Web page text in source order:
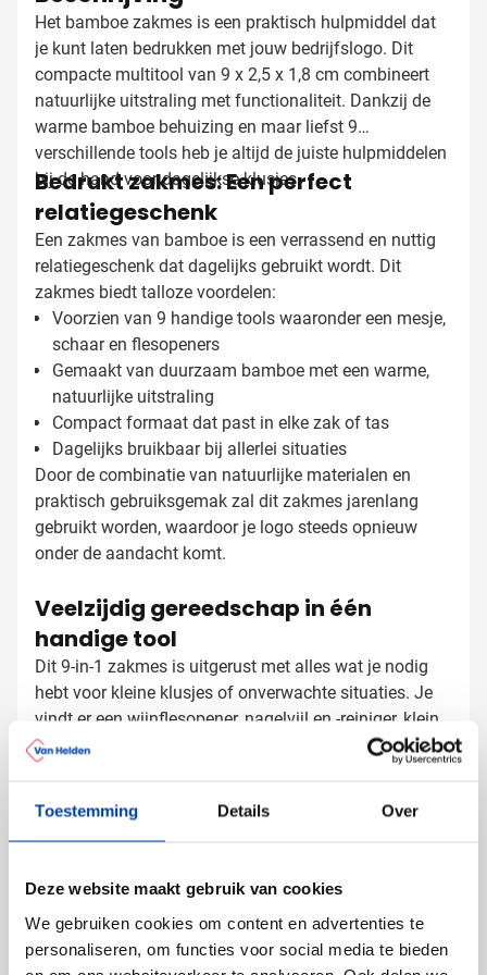
Toestemming Details Over
Deze website maakt gebruik van cookies
We gebruiken cookies om content en advertenties te
personaliseren, om functies voor social media te bieden
Het bamboe zakmes is een praktisch hulpmiddel dat
je kunt laten bedrukken met jouw bedrijfslogo. Dit
compacte multitool van 9 x 2,5 x 1,8 cm combineert
natuurlijke uitstraling met functionaliteit. Dankzij de
warme bamboe behuizing en maar liefst 9
verschillende tools heb je altijd de juiste hulpmiddelen
bij de hand voor dagelijkse klusjes.
Bedrukt zakmes: Een perfect
relatiegeschenk
Een zakmes van bamboe is een verrassend en nuttig
relatiegeschenk dat dagelijks gebruikt wordt. Dit
zakmes biedt talloze voordelen:
Voorzien van 9 handige tools waaronder een mesje,
schaar en flesopeners
Gemaakt van duurzaam bamboe met een warme,
natuurlijke uitstraling
Compact formaat dat past in elke zak of tas
Dagelijks bruikbaar bij allerlei situaties
Door de combinatie van natuurlijke materialen en
praktisch gebruiksgemak zal dit zakmes jarenlang
gebruikt worden, waardoor je logo steeds opnieuw
onder de aandacht komt.
Veelzijdig gereedschap in één
handige tool
Dit 9-in-1 zakmes is uitgerust met alles wat je nodig
hebt voor kleine klusjes of onverwachte situaties. Je
vindt er een wijnflesopener, nagelvijl en -reiniger, klein
mesje, blikopener, bierflesopener, zaagje, mes en
schaar. De bamboe behuizing geeft het zakmes niet
een prettige grip tijdens het gebruik.
Zakmessen bedrukken met logo
bamboe zakmessen precies zoals jij dat wilt:
voor een stijlvolle, duurzame afwerking
Met een korte tekst of slogan die past bij jouw merk